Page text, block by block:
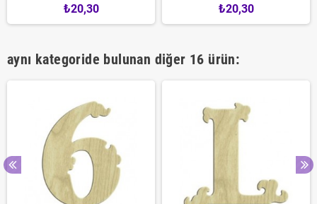
₺20,30 ₺20,30
aynı kategoride bulunan diğer 16 ürün: